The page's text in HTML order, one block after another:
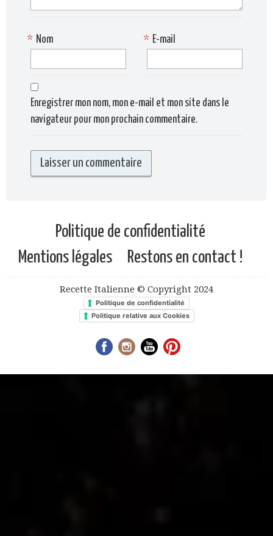
Nom
* E-mail
*
Enregistrer mon nom, mon e-mail et mon site dans le
navigateur pour mon prochain commentaire.
Politique de confidentialité
Mentions légales
Restons en contact !
Recette Italienne © Copyright 2024
Politique de confidentialité
Politique relative aux Cookies